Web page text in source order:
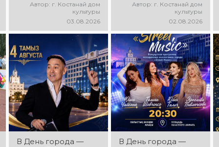
концертная
ансамбля танца
«Карнавал»!
ансамбля — Шамиль
Фахрутдинов. Вас
ждут зрелищные
хореографические
постановки, яркие
образы,
зажигательные
ритмы и
праздничное
настроение!
Автор: г. Костанай дом
культуры
03.08.2026
праздничная DJ-
программа! Вас ждут
современные
музыкальные хиты,
зажигательные
ритмы, мощная
энергия и яркие
эмоции!
Автор: г. Костанай дом
культуры
02.08.2026
В День города —
В День города —